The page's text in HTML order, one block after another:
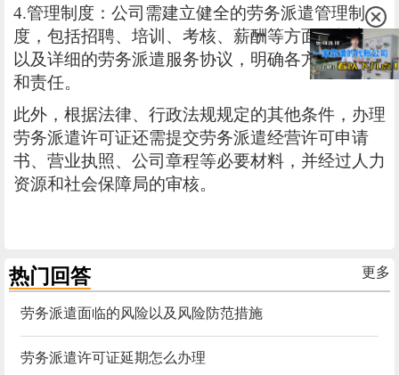
4.管理制度：公司需建立健全的劳务派遣管理制
度，包括招聘、培训、考核、薪酬等方面的规定，
以及详细的劳务派遣服务协议，明确各方权利义务
和责任。
此外，根据法律、行政法规规定的其他条件，办理
劳务派遣许可证还需提交劳务派遣经营许可申请
书、营业执照、公司章程等必要材料，并经过人力
资源和社会保障局的审核。
更多
热门回答
劳务派遣面临的风险以及风险防范措施
劳务派遣许可证延期怎么办理